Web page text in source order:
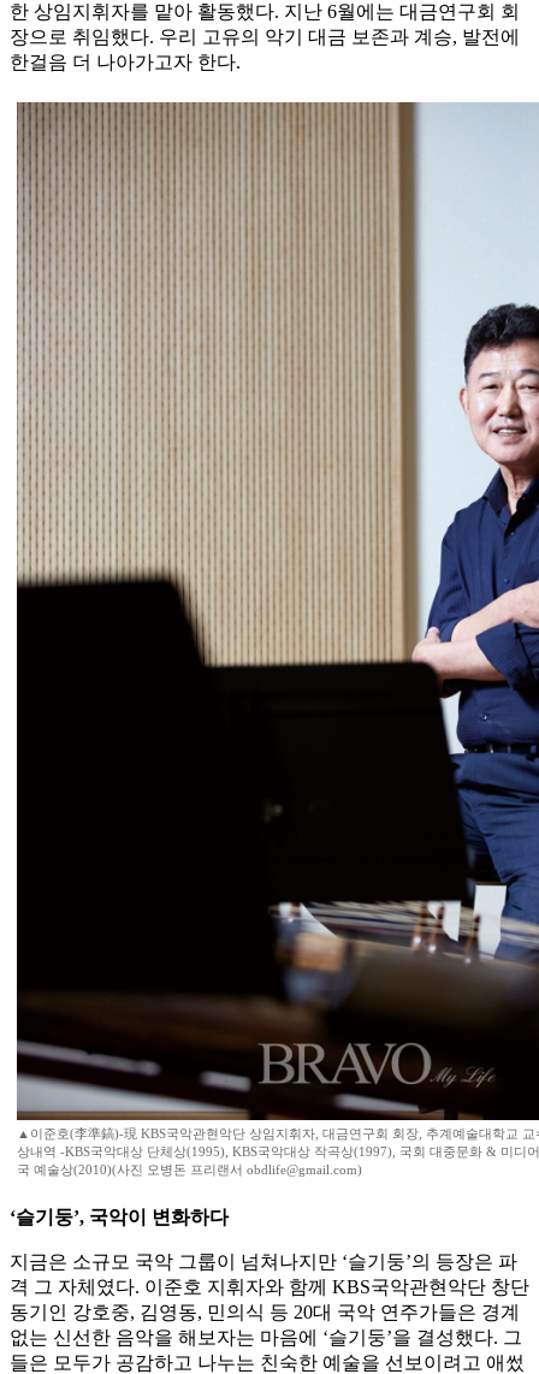
한 상임지휘자를 맡아 활동했다. 지난 6월에는 대금연구회 회
장으로 취임했다. 우리 고유의 악기 대금 보존과 계승, 발전에
한걸음 더 나아가고자 한다.
▲이준호(李準鎬)-現 KBS국악관현악단 상임지휘자, 대금연구회 회장, 추계예술대학교
상내역 -KBS국악대상 단체상(1995), KBS국악대상 작곡상(1997), 국회 대중문화 & 미디
국 예술상(2010)(사진 오병돈 프리랜서 obdlife@gmail.com)
‘슬기둥’, 국악이 변화하다
지금은 소규모 국악 그룹이 넘쳐나지만 ‘슬기둥’의 등장은 파
격 그 자체였다. 이준호 지휘자와 함께 KBS국악관현악단 창단
동기인 강호중, 김영동, 민의식 등 20대 국악 연주가들은 경계
없는 신선한 음악을 해보자는 마음에 ‘슬기둥’을 결성했다. 그
들은 모두가 공감하고 나누는 친숙한 예술을 선보이려고 애썼